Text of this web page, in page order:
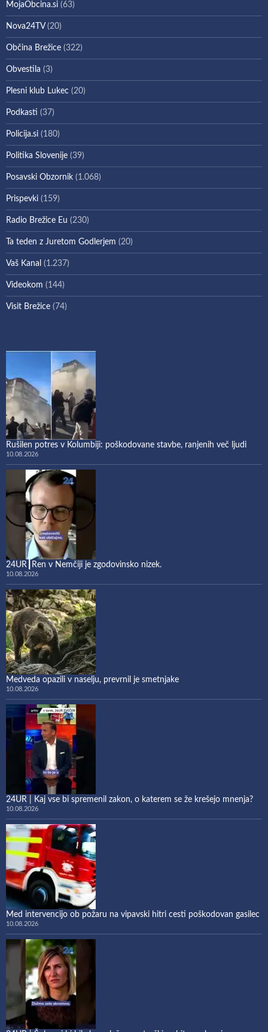
MojaObcina.si (63)
Nova24TV(20)
Občina Brežice (322)
Obvestila (3)
Plesni klub Lukec (20)
Podkasti (37)
Policija.si (180)
Politika Slovenije (39)
Posavski Obzornik (1.068)
Prispevki (159)
Radio Brežice Eu (230)
Ta teden z Juretom Godlerjem (20)
Vaš Kanal (1.237)
Videokom (144)
Visit Brežice (74)
Rušilen potres v Kolumbiji: poškodovane stavbe, ranjenih več ljudi
10.08.2026
24UR┃Ren v Nemčiji je zgodovinsko nizek.
10.08.2026
Medveda opazili v naselju, prevrnil je smetnjake
10.08.2026
24UR | Kaj vse bi spremenil zakon, o katerem se že krešejo mnenja?
10.08.2026
Med intervencijo ob požaru na vipavski hitri cesti poškodovan gasilec
10.08.2026